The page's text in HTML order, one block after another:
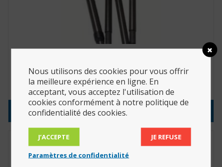
(Réf. : 060.350)
65.95€
Consulter le produit
Nous utilisons des cookies pour vous offrir
la meilleure expérience en ligne. En
acceptant, vous acceptez l'utilisation de
cookies conformément à notre politique de
confidentialité des cookies.
J’ACCEPTE JE REFUSE
Paramètres de confidentialité